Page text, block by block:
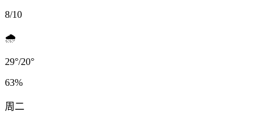
8/10
🌧️
29°/20°
63%
周二